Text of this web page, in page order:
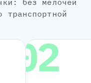
транспортной
02